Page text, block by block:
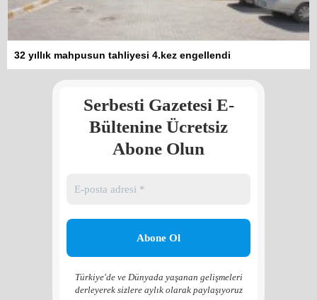
32 yıllık mahpusun tahliyesi 4.kez engellendi
Serbesti Gazetesi E-
Bültenine Ücretsiz
Abone Olun
Türkiye'de ve Dünyada yaşanan gelişmeleri
derleyerek sizlere aylık olarak paylaşıyoruz
Kadına şiddet “Devlet” eliyle
meşrulaştırılıyor
Atilla Yüceak
Colani’nin arkasındaki güç
Faruk eş-Şara mı?
Hark Denklemi
Çözüm Süreci’nin yeniden
Kadına şiddet “Devlet” eliyle